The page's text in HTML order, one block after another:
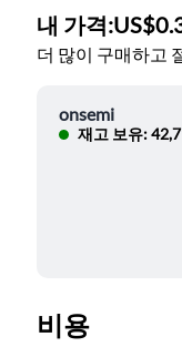
내 가격:
더 많이 구매하고
onsemi
재고 보유:
비용